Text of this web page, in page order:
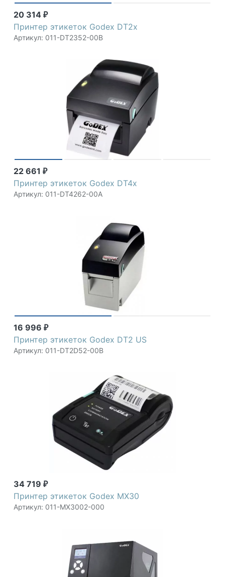
20 314 ₽
Принтер этикеток Godex DT2x
Артикул: 011-DT2352-00B
22 661 ₽
Принтер этикеток Godex DT4х
Артикул: 011-DT4262-00A
16 996 ₽
Принтер этикеток Godex DT2 US
Артикул: 011-DT2D52-00B
34 719 ₽
Принтер этикеток Godex MX30
Артикул: 011-MX3002-000